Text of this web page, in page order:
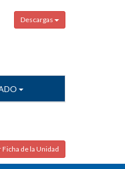
Descargas
Ficha de la Unidad